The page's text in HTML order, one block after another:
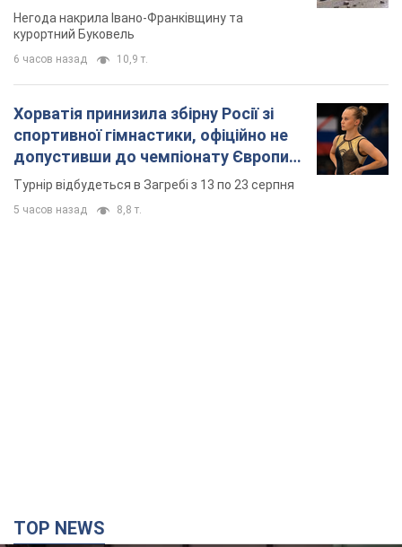
Відео
Негода накрила Івано-Франківщину та
курортний Буковель
6 часов назад 10,9 т.
Хорватія принизила збірну Росії зі
спортивної гімнастики, офіційно не
допустивши до чемпіонату Європи
основних спортсменів
Турнір відбудеться в Загребі з 13 по 23 серпня
5 часов назад 8,8 т.
TOP NEWS